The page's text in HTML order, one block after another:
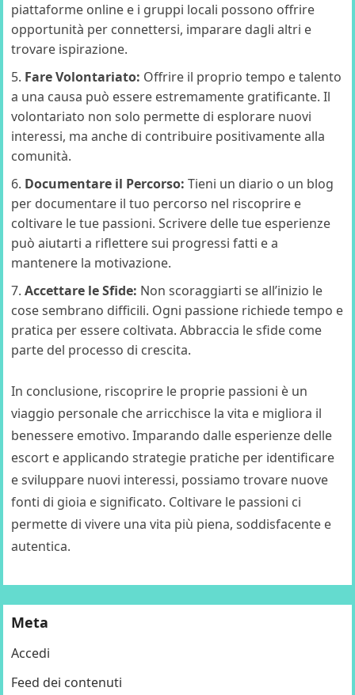
piattaforme online e i gruppi locali possono offrire
opportunità per connettersi, imparare dagli altri e
trovare ispirazione.
Fare Volontariato: Offrire il proprio tempo e talento
a una causa può essere estremamente gratificante. Il
volontariato non solo permette di esplorare nuovi
interessi, ma anche di contribuire positivamente alla
comunità.
Documentare il Percorso: Tieni un diario o un blog
per documentare il tuo percorso nel riscoprire e
coltivare le tue passioni. Scrivere delle tue esperienze
può aiutarti a riflettere sui progressi fatti e a
mantenere la motivazione.
Accettare le Sfide: Non scoraggiarti se all’inizio le
cose sembrano difficili. Ogni passione richiede tempo e
pratica per essere coltivata. Abbraccia le sfide come
parte del processo di crescita.
In conclusione, riscoprire le proprie passioni è un
viaggio personale che arricchisce la vita e migliora il
benessere emotivo. Imparando dalle esperienze delle
escort e applicando strategie pratiche per identificare
e sviluppare nuovi interessi, possiamo trovare nuove
fonti di gioia e significato. Coltivare le passioni ci
permette di vivere una vita più piena, soddisfacente e
autentica.
Meta
Accedi
Feed dei contenuti